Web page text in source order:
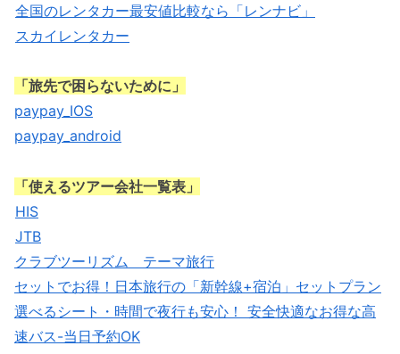
全国のレンタカー最安値比較なら「レンナビ」
スカイレンタカー
「旅先で困らないために」
paypay_IOS
paypay_android
「使えるツアー会社一覧表」
HIS
JTB
クラブツーリズム テーマ旅行
セットでお得！日本旅行の「新幹線+宿泊」セットプラン
選べるシート・時間で夜行も安心！ 安全快適なお得な高
速バス-当日予約OK